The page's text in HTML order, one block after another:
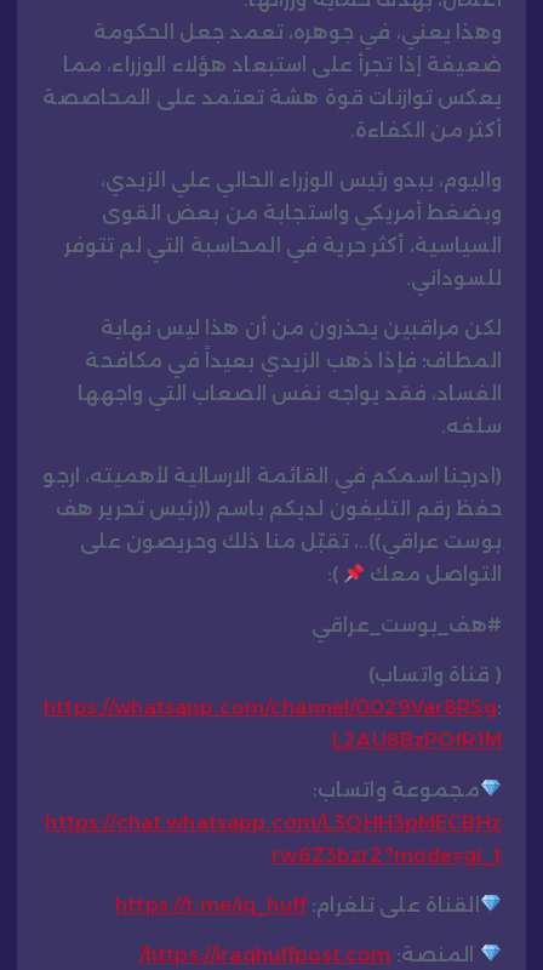
وهذا يعني، في جوهره، تعمد جعل الحكومة
ضعيفة إذا تجرأ على استبعاد هؤلاء الوزراء، مما
يعكس توازنات قوة هشة تعتمد على المحاصصة
أكثر من الكفاءة.
واليوم، يبدو رئيس الوزراء الحالي علي الزيدي،
وبضغط أمريكي واستجابة من بعض القوى
السياسية، أكثر حرية في المحاسبة التي لم تتوفر
للسوداني.
لكن مراقبين يحذرون من أن هذا ليس نهاية
المطاف؛ فإذا ذهب الزيدي بعيداً في مكافحة
الفساد، فقد يواجه نفس الصعاب التي واجهها
سلفه.
(ادرجنا اسمكم في القائمة الارسالية لأهميته، ارجو
حفظ رقم التليفون لديكم باسم ((رئيس تحرير هف
بوست عراقي))..، تقبّل منا ذلك وحريصون على
التواصل معك
):
#هف_بوست_عراقي
( قناة واتساب)
:
https://whatsapp.com/channel/0029Var8RSg
L2AU8BzPOfR1M
مجموعة واتساب:
https://chat.whatsapp.com/L3QHH3pMECBHz
rw6Z3bzr2?mode=gi_t
القناة على تلغرام:https://t.me/iq_huff
المنصة: https://iraqhuffpost.com/